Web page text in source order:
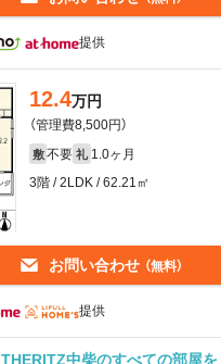
提供
12.4万円
（管理費8,500円）
敷 不要 礼 1.0ヶ月
3階 / 2LDK / 62.21㎡
お問い合わせ （無料）
提供
THERITZ中柴のすべての部屋を